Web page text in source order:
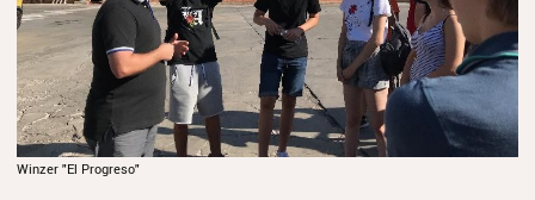
Winzer "El Progreso"